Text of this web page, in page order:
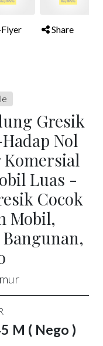
Flyer Share
Gresik
Nol
Komersial
Luas -
Cocok
Mobil,
M ( Nego )